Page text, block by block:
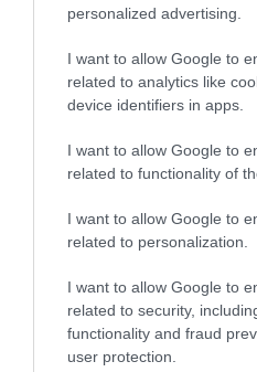
personalized advertising.
I want to allow Google to
related to analytics like
device identifiers in apps.
I want to allow Google to
related to functionality of
I want to allow Google to
related to personalization.
I want to allow Google to
related to security,
functionality and fraud
user protection.
Szeretsz utazni? Akkor
egyéb érdekességeket
minőségi cikkek mellett.
Biztonságos utat, sok